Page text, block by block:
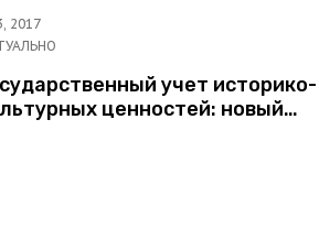
, 2017
учет историко-
ценностей: новый